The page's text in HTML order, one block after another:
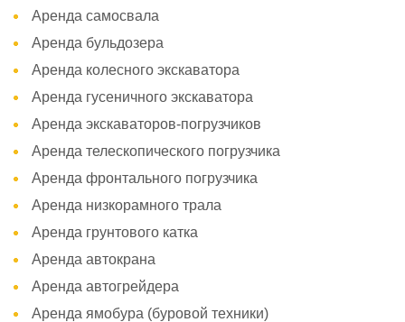
Аренда самосвала
Аренда бульдозера
Аренда колесного экскаватора
Аренда гусеничного экскаватора
Аренда экскаваторов-погрузчиков
Аренда телескопического погрузчика
Аренда фронтального погрузчика
Аренда низкорамного трала
Аренда грунтового катка
Аренда автокрана
Аренда автогрейдера
Аренда ямобура (буровой техники)